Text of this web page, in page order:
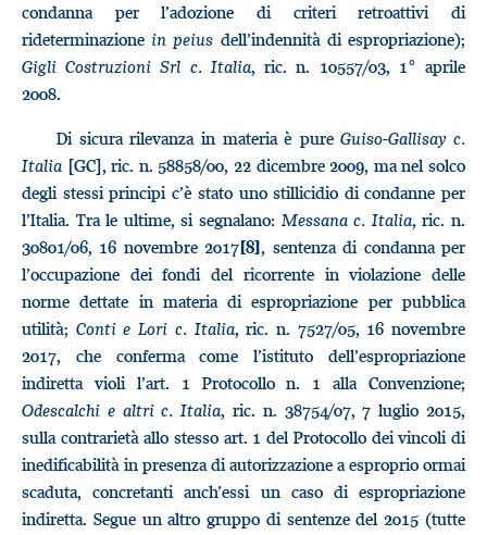
condanna per l’adozione di criteri retroattivi di
rideterminazionein peius dell’indennità di espropriazione);
Gigli Costruzioni Srl c. Italia, ric. n. 10557/03, 1° aprile
2008.
Di sicura rilevanza in materia è pureGuiso-Gallisay c.
Italia [GC], ric. n. 58858/00, 22 dicembre 2009, ma nel solco
degli stessi principi c’è stato uno stillicidio di condanne per
l’Italia. Tra le ultime, si segnalano: Messana c. Italia, ric. n.
30801/06, 16 novembre 2017[8], sentenza di condanna per
l’occupazione dei fondi del ricorrente in violazione delle
norme dettate in materia di espropriazione per pubblica
utilità; Conti e Lori c. Italia, ric. n. 7527/05, 16 novembre
2017, che conferma come l’istituto dell’espropriazione
indiretta violi l’art. 1 Protocollo n. 1 alla Convenzione;
Odescalchi e altri c. Italia, ric. n. 38754/07, 7 luglio 2015,
sulla contrarietà allo stesso art. 1 del Protocollo dei vincoli di
inedificabilità in presenza di autorizzazione a esproprio ormai
scaduta, concretanti anch’essi un caso di espropriazione
indiretta. Segue un altro gruppo di sentenze del 2015 (tutte